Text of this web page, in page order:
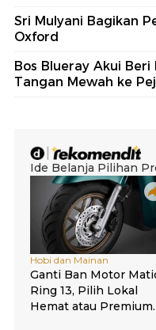
Sri Mulyani Bagikan
Oxford
Bos Blueray Akui
Tangan Mewah ke